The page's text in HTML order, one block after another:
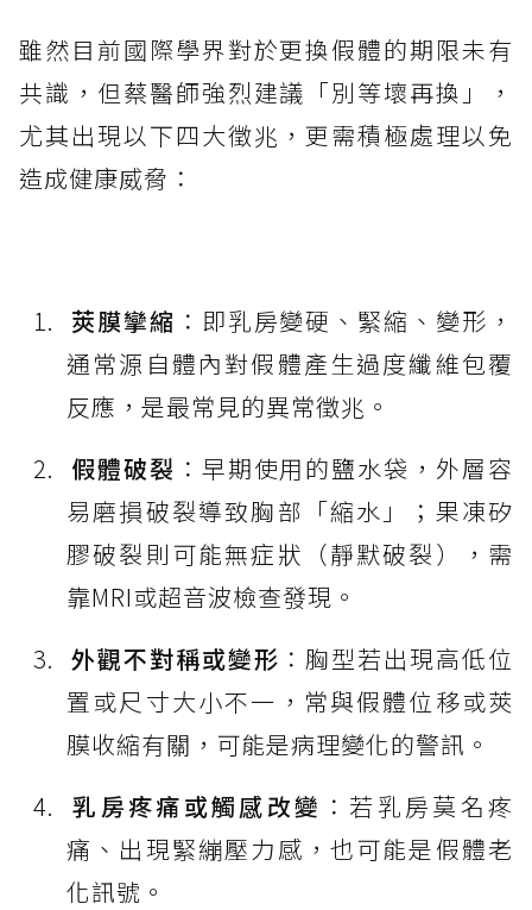
雖然目前國際學界對於更換假體的期限未有
共識，但蔡醫師強烈建議「別等壞再換」，
尤其出現以下四大徵兆，更需積極處理以免
造成健康威脅：
莢膜攣縮 ：即乳房變硬、緊縮、變形，
通常源自體內對假體產生過度纖維包覆
反應，是最常見的異常徵兆。
假體破裂 ：早期使用的鹽水袋，外層容
易磨損破裂導致胸部「縮水」；果凍矽
膠破裂則可能無症狀（靜默破裂），需
靠MRI或超音波檢查發現。
外觀不對稱或變形 ：胸型若出現高低位
置或尺寸大小不一，常與假體位移或莢
膜收縮有關，可能是病理變化的警訊。
乳房疼痛或觸感改變 ：若乳房莫名疼
痛、出現緊繃壓力感，也可能是假體老
化訊號。